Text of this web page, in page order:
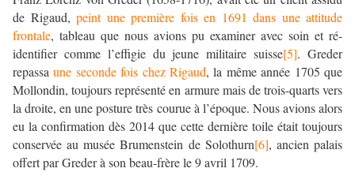
de Rigaud, peint une première fois en 1691 dans une attitude
frontale, tableau que nous avions pu examiner avec soin et ré-
identifier comme l’effigie du jeune militaire suisse[5]. Greder
repassaune seconde fois chez Rigaud, la même année 1705 que
Mollondin, toujours représenté en armure mais de trois-quarts vers
la droite, en une posture très courue à l’époque. Nous avions alors
eu la confirmation dès 2014 que cette dernière toile était toujours
conservée au musée Brumenstein de Solothurn[6], ancien palais
offert par Greder à son beau-frère le 9 avril 1709.